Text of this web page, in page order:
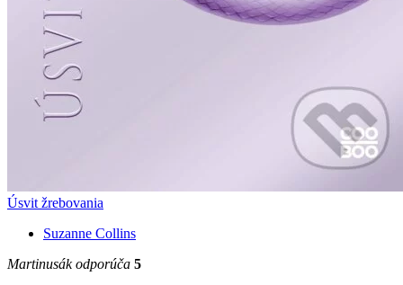
Úsvit žrebovania
Suzanne Collins
Martinusák odporúča 5